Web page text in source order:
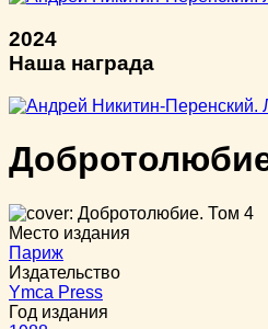
2024
Наша награда
Место издания
Париж
Издательство
Ymca Press
Год издания